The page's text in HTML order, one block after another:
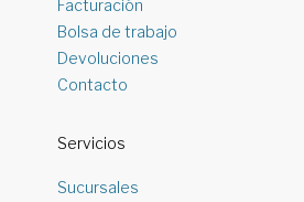
Facturación
Bolsa de trabajo
Devoluciones
Contacto
Servicios
Sucursales